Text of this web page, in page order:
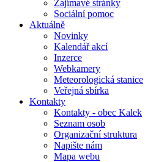
Zajímavé stránky
Sociální pomoc
Aktuálně
Novinky
Kalendář akcí
Inzerce
Webkamery
Meteorologická stanice
Veřejná sbírka
Kontakty
Kontakty - obec Kalek
Seznam osob
Organizační struktura
Napište nám
Mapa webu